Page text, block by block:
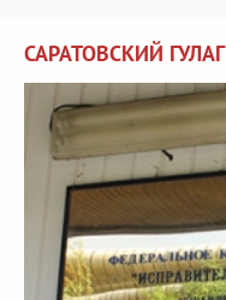
САРАТОВСКИЙ ГУЛАГ